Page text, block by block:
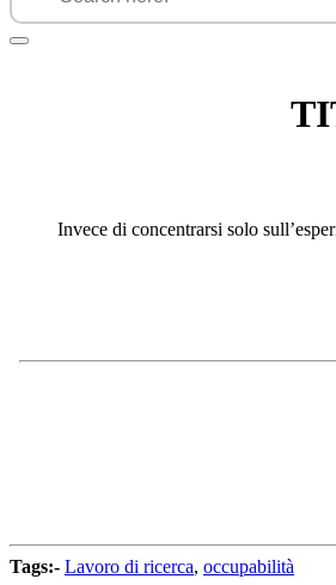
Invece di concentrarsi solo
Tags:- Lavoro di ricerca, occupabilità